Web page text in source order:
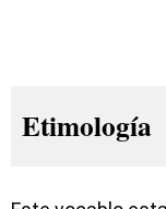
Etimología